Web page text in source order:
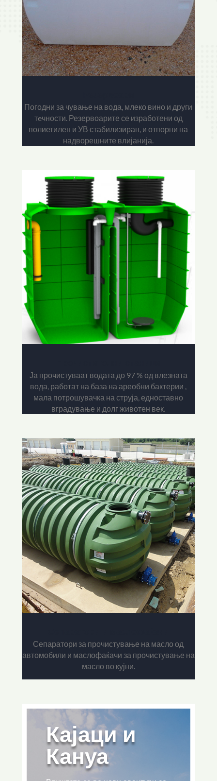
Погодни за чување на вода, млеко вино и други
тeчности. Резервоарите се изработени од
полиетилен и УВ стабилизиран, и отпорни на
надворешните влијанија.
Ја прочистуваат водата до 97 % од влезната
вода, работат на база на ареобни бактерии ,
мала потрошувачка на струја, едноставно
вградување и долг животен век.
Сепаратори за прочистување на масло од
автомобили и маслофаќачи за прочистување на
масло во кујни.
Кајаци и
Кануа